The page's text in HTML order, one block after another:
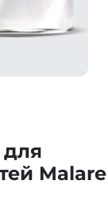
Malare